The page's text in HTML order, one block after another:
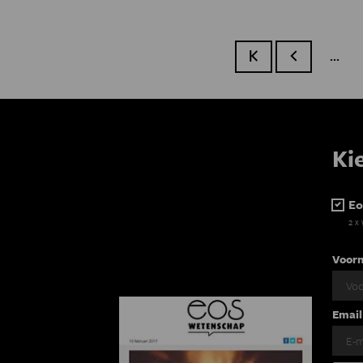
Eerste paginaVorige pagina
…
2 x
Email